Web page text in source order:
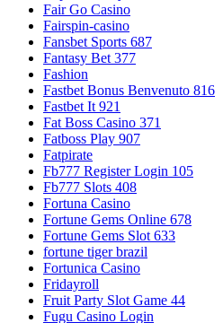
Fair Go Casino
Fairspin-casino
Fansbet Sports 687
Fantasy Bet 377
Fashion
Fastbet Bonus Benvenuto 816
Fastbet It 921
Fat Boss Casino 371
Fatboss Play 907
Fatpirate
Fb777 Register Login 105
Fb777 Slots 408
Fortuna Casino
Fortune Gems Online 678
Fortune Gems Slot 633
fortune tiger brazil
Fortunica Casino
Fridayroll
Fruit Party Slot Game 44
Fugu Casino Login